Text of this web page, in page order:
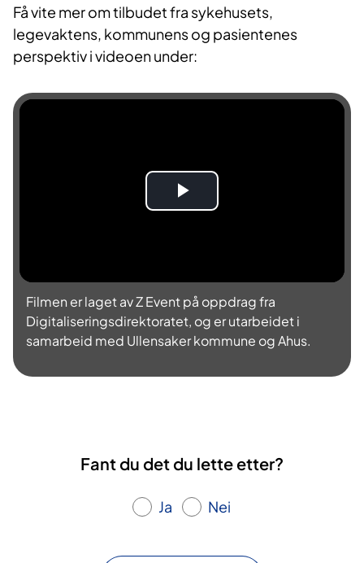
Få vite mer om tilbudet fra sykehusets,
legevaktens, kommunens og pasientenes
perspektiv i videoen under:
S
i
l
l
v
i
Filmen er laget av Z Event på oppdrag fra
Digitaliseringsdirektoratet, og er utarbeidet i
samarbeid med Ullensaker kommune og Ahus.
Fant du det du lette etter?
Ja Nei